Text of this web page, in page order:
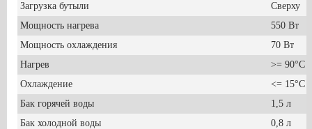
Загрузка бутыли
Сверху
Мощность нагрева
550 Вт
Мощность охлаждения
70 Вт
Нагрев
>= 90°С
Охлаждение
<= 15°С
Бак горячей воды
1,5 л
Бак холодной воды
0,8 л